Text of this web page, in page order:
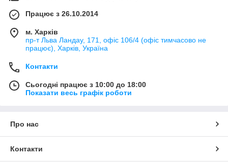
Працює з 26.10.2014
м. Харків
пр-т Льва Ландау, 171, офіс 106/4 (офіс тимчасово не
працює), Харків, Україна
Контакти
Сьогодні працює з 10:00 до 18:00
Показати весь графік роботи
Про нас
Контакти